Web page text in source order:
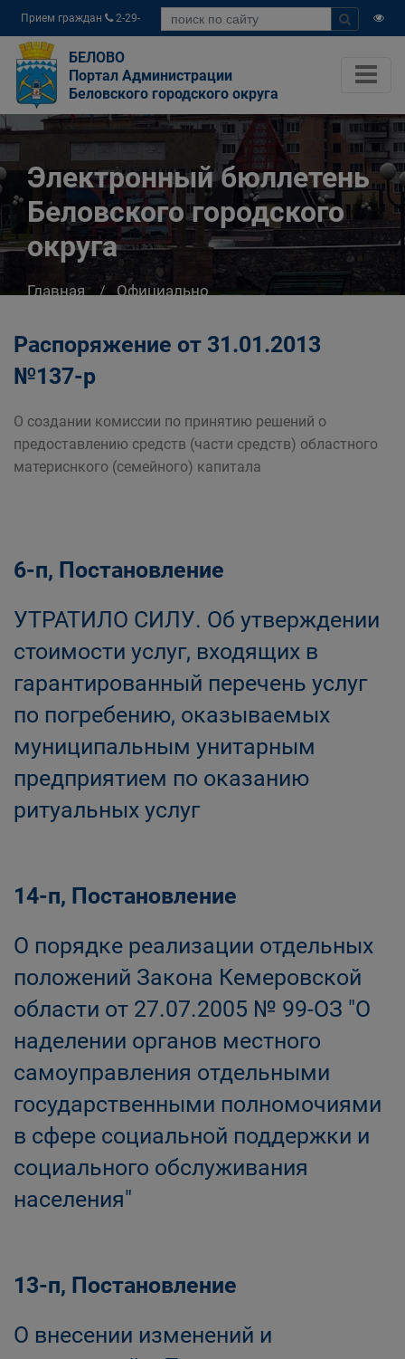
Прием граждан
2-29-
04
БЕЛОВО
Портал Администрации
Беловского городского округа
Электронный бюллетень
Беловского городского
округа
Главная
Официально
Распоряжение от 31.01.2013
№137-р
О создании комиссии по принятию решений о
предоставлению средств (части средств) областного
материснкого (семейного) капитала
6-п, Постановление
УТРАТИЛО СИЛУ. Об утверждении
стоимости услуг, входящих в
гарантированный перечень услуг
по погребению, оказываемых
муниципальным унитарным
предприятием по оказанию
ритуальных услуг
14-п, Постановление
О порядке реализации отдельных
положений Закона Кемеровской
области от 27.07.2005 № 99-ОЗ "О
наделении органов местного
самоуправления отдельными
государственными полномочиями
в сфере социальной поддержки и
социального обслуживания
населения"
13-п, Постановление
О внесении изменений и